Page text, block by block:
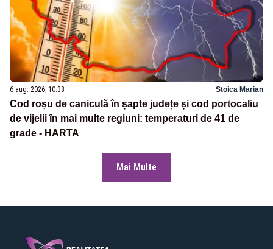
6 aug. 2026, 10:38 Stoica Marian
Cod roșu de caniculă în șapte județe și cod portocaliu
de vijelii în mai multe regiuni: temperaturi de 41 de
grade - HARTA
Mai Multe